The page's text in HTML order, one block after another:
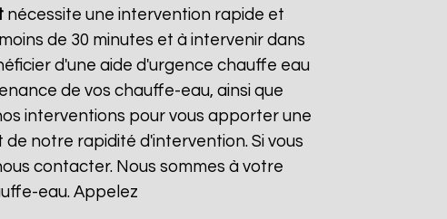
nécessite une intervention rapide et
de 30 minutes et à intervenir dans
d'une aide d'urgence chauffe eau
de vos chauffe-eau, ainsi que
interventions pour vous apporter une
notre rapidité d'intervention. Si vous
contacter. Nous sommes à votre
eau. Appelez